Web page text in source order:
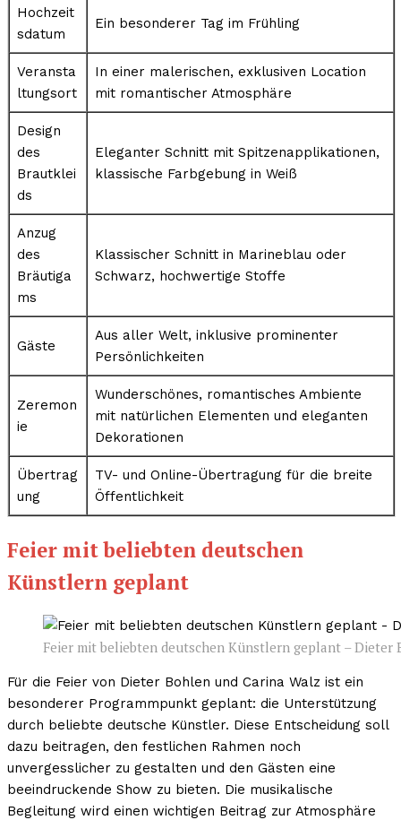
Hochzeit
sdatum
Ein besonderer Tag im Frühling
Veransta
ltungsort
In einer malerischen, exklusiven Location
mit romantischer Atmosphäre
Design
des
Brautklei
ds
Eleganter Schnitt mit Spitzenapplikationen,
klassische Farbgebung in Weiß
Anzug
des
Bräutiga
ms
Klassischer Schnitt in Marineblau oder
Schwarz, hochwertige Stoffe
Gäste
Aus aller Welt, inklusive prominenter
Persönlichkeiten
Zeremon
ie
Wunderschönes, romantisches Ambiente
mit natürlichen Elementen und eleganten
Dekorationen
Übertrag
ung
TV- und Online-Übertragung für die breite
Öffentlichkeit
Feier mit beliebten deutschen
Künstlern geplant
Feier mit beliebten deutschen Künstlern geplant –
Für die Feier von Dieter Bohlen und Carina Walz ist ein
besonderer Programmpunkt geplant: die Unterstützung
durch beliebte deutsche Künstler. Diese Entscheidung soll
dazu beitragen, den festlichen Rahmen noch
unvergesslicher zu gestalten und den Gästen eine
beeindruckende Show zu bieten. Die musikalische
Begleitung wird einen wichtigen Beitrag zur Atmosphäre